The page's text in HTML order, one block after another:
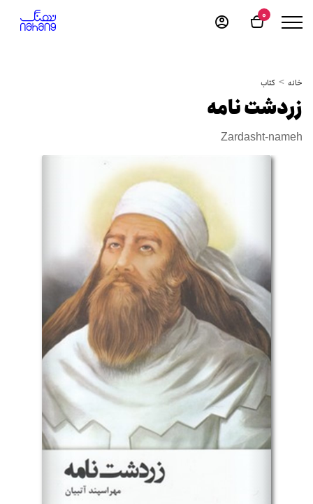
0
خانه کتاب
زردشت نامه
Zardasht-nameh